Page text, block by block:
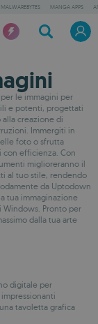
MALWAREBYTES MANGA APPS
le immagini per
e potenti, progettati
creazione di
Immergiti in
foto o sfrutta
efficienza. Con
miglioreranno il
al tuo stile, rendendo
da Uptodown
tua immaginazione
Pronto per
dalla tua arte
digitale per
tavoletta grafica